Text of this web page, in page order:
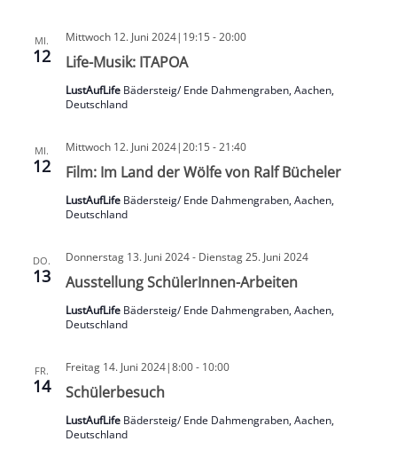
MI.
12 Life-Musik: ITAPOA
Mittwoch 12. Juni 2024|19:15-20:00
LustAufLife Bädersteig/ Ende Dahmengraben, Aachen,
Deutschland
MI.
12 Film: Im Land der Wölfe von Ralf Bücheler
Mittwoch 12. Juni 2024|20:15-21:40
LustAufLife Bädersteig/ Ende Dahmengraben, Aachen,
Deutschland
DO.
13 Ausstellung SchülerInnen-Arbeiten
Donnerstag 13. Juni 2024- Dienstag 25. Juni 2024
LustAufLife Bädersteig/ Ende Dahmengraben, Aachen,
Deutschland
FR.
14 Schülerbesuch
Freitag 14. Juni 2024|8:00- 10:00
LustAufLife Bädersteig/ Ende Dahmengraben, Aachen,
Deutschland